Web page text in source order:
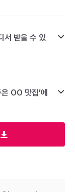
서 받을 수 있
OO 맛집’에